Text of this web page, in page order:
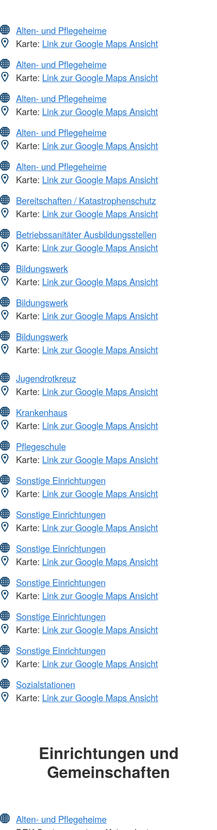
Alten- und Pflegeheime
Karte: Link zur Google Maps Ansicht
Alten- und Pflegeheime
Karte: Link zur Google Maps Ansicht
Alten- und Pflegeheime
Karte: Link zur Google Maps Ansicht
Alten- und Pflegeheime
Karte: Link zur Google Maps Ansicht
Alten- und Pflegeheime
Karte: Link zur Google Maps Ansicht
Bereitschaften / Katastrophenschutz
Karte: Link zur Google Maps Ansicht
Betriebssanitäter Ausbildungsstellen
Karte: Link zur Google Maps Ansicht
Bildungswerk
Karte: Link zur Google Maps Ansicht
Bildungswerk
Karte: Link zur Google Maps Ansicht
Bildungswerk
Karte: Link zur Google Maps Ansicht
Jugendrotkreuz
Karte: Link zur Google Maps Ansicht
Krankenhaus
Karte: Link zur Google Maps Ansicht
Pflegeschule
Karte: Link zur Google Maps Ansicht
Sonstige Einrichtungen
Karte: Link zur Google Maps Ansicht
Sonstige Einrichtungen
Karte: Link zur Google Maps Ansicht
Sonstige Einrichtungen
Karte: Link zur Google Maps Ansicht
Sonstige Einrichtungen
Karte: Link zur Google Maps Ansicht
Sonstige Einrichtungen
Karte: Link zur Google Maps Ansicht
Sonstige Einrichtungen
Karte: Link zur Google Maps Ansicht
Sozialstationen
Karte: Link zur Google Maps Ansicht
Einrichtungen und
Gemeinschaften
Alten- und Pflegeheime